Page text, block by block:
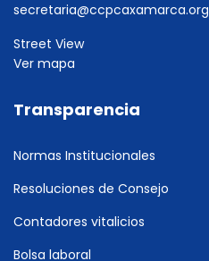
secretaria@ccpcaxamarca.org
Street View
Ver mapa
Transparencia
Normas Institucionales
Resoluciones de Consejo
Contadores vitalicios
Bolsa laboral